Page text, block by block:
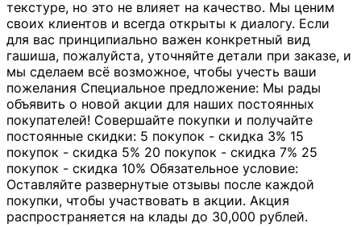
текстуре, но это не влияет на качество. Мы ценим
своих клиентов и всегда открыты к диалогу. Если
для вас принципиально важен конкретный вид
гашиша, пожалуйста, уточняйте детали при заказе, и
мы сделаем всё возможное, чтобы учесть ваши
пожелания Специальное предложение: Мы рады
объявить о новой акции для наших постоянных
покупателей! Совершайте покупки и получайте
постоянные скидки: 5 покупок - скидка 3% 15
покупок - скидка 5% 20 покупок - скидка 7% 25
покупок - скидка 10% Обязательное условие:
Оставляйте развернутые отзывы после каждой
покупки, чтобы участвовать в акции. Акция
распространяется на клады до 30,000 рублей.